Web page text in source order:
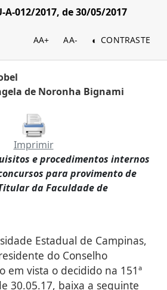
A-012/2017, de 30/05/2017
AA+ AA- CONTRASTE
de Noronha Bignami
Imprimir
e procedimentos internos
para provimento de
da Faculdade de
Estadual de Campinas,
do Conselho
em vista o decidido na 151ª
30.05.17, baixa a seguinte